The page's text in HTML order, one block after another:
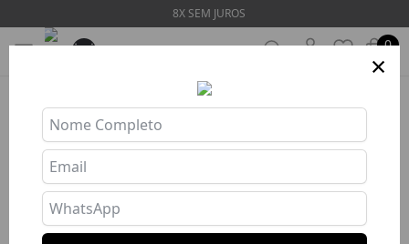
8X SEM JUROS
0
TOP SIDEVIEW MALBEC
Ref: TOP559
R$ 144,67
R$ 57,87
×